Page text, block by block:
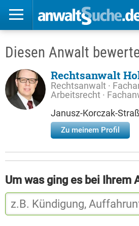
Diesen Anwalt
Rechtsanwalt
Rechtsanwalt ·
Arbeitsrecht ·
Janusz-Korczak-
Zu meinem Profil
Um was ging es bei Ihrem